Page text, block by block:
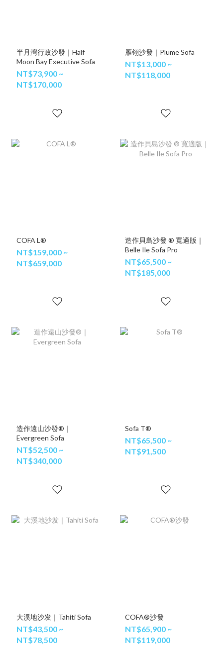
半月灣行政沙發｜Half
Moon Bay Executive Sofa
NT$73,900 ~
NT$170,000
雁翎沙發｜Plume Sofa
NT$13,000 ~
NT$118,000
COFA L®
NT$159,000 ~
NT$659,000
造作貝島沙發 ® 寬適版｜
Belle Ile Sofa Pro
NT$65,500 ~
NT$185,000
造作遠山沙發®｜
Evergreen Sofa
NT$52,500 ~
NT$340,000
Sofa T®
NT$65,500 ~
NT$91,500
大溪地沙发｜Tahiti Sofa
NT$43,500 ~
NT$78,500
COFA®沙發
NT$65,900 ~
NT$119,000